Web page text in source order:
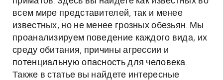
всем мире представителей, так и менее
известных, но не менее грозных обезьян. Мы
проанализируем поведение каждого вида, их
среду обитания, причины агрессии и
потенциальную опасность для человека.
Также в статье вы найдете интересные